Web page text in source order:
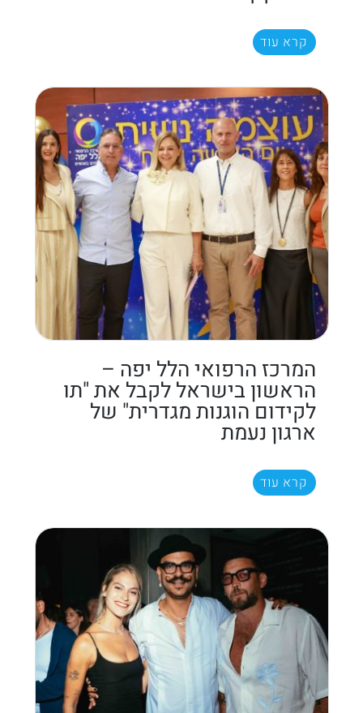
קרא עוד
המרכז הרפואי הלל יפה –
הראשון בישראל לקבל את "תו
לקידום הוגנות מגדרית" של
ארגון נעמת
קרא עוד